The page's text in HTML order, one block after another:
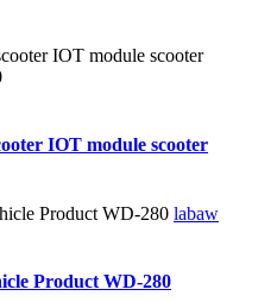
IOT module scooter
labaw
Product WD-280